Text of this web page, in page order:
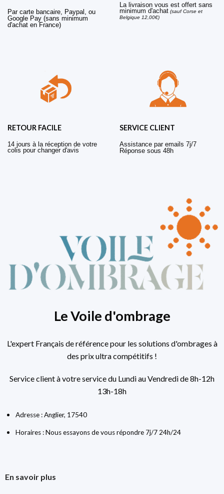
Par carte bancaire, Paypal, ou
Google Pay (sans minimum
d'achat en France)
La livraison vous est offert sans
minimum d'achat (sauf Corse et
Belgique 12,00€)
RETOUR FACILE
14 jours à la réception de votre
colis pour changer d'avis
SERVICE CLIENT
Assistance par emails 7j/7
Réponse sous 48h
Le Voile d'ombrage
L'expert Français de référence pour les solutions d'ombrages à
des prix ultra compétitifs !
Service client à votre service du Lundi au Vendredi de 8h-12h
13h-18h
Adresse : Anglier, 17540
Horaires : Nous essayons de vous répondre 7j/7 24h/24
En savoir plus